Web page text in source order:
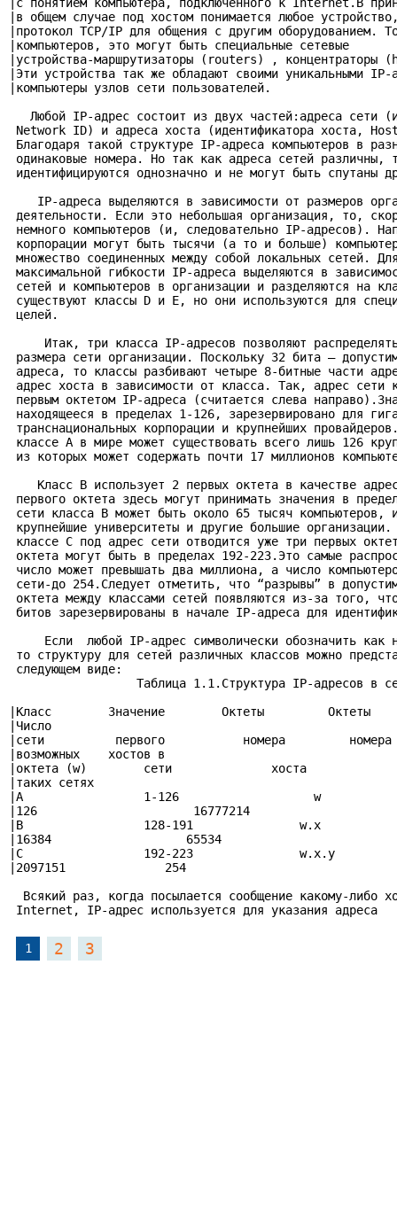
|в общем случае под хостом понимается любое
|протокол TCP/IP для общения с другим
|компьютеров, это могут быть специальные
|устройства-маршрутизаторы (routers) ,
|Эти устройства так же обладают своими уникальными
|компьютеры узлов сети пользователей.
Любой IP-адрес состоит из двух частей:адреса сети
Network ID) и адреса хоста (идентификатора хоста,
Благодаря такой структуре IP-адреса компьютеров в
одинаковые номера. Но так как адреса сетей различны,
идентифицируются однозначно и не могут быть спутаны
IP-адреса выделяются в зависимости от размеров
деятельности. Если это небольшая организация, то,
немного компьютеров (и, следовательно IP-адресов).
корпорации могут быть тысячи (а то и больше)
множество соединенных между собой локальных сетей.
максимальной гибкости IP-адреса выделяются в
сетей и компьютеров в организации и разделяются на
существуют классы D и E, но они используются для
целей.
Итак, три класса IP-адресов позволяют
размера сети организации. Поскольку 32 бита –
адреса, то классы разбивают четыре 8-битные части
адрес хоста в зависимости от класса. Так, адрес сети
первым октетом IP-адреса (считается слева
находящееся в пределах 1-126, зарезервировано для
транснациональных корпорации и крупнейших
классе А в мире может существовать всего лишь 126
из которых может содержать почти 17 миллионов
Класс В использует 2 первых октета в качестве
первого октета здесь могут принимать значения в
сети класса В может быть около 65 тысяч компьютеров,
крупнейшие университеты и другие большие
классе С под адрес сети отводится уже три первых
октета могут быть в пределах 192-223.Это самые
число может превышать два миллиона, а число
сети-до 254.Следует отметить, что “разрывы” в
октета между классами сетей появляются из-за того,
битов зарезервированы в начале IP-адреса для
Если  любой IP-адрес символически обозначить как
то структуру для сетей различных классов можно
следующем виде:
Таблица 1.1.Структура IP-адресов в
|Класс        Значение        Октеты
|Число
|сети          первого           номера
|возможных    хостов в
|октета (w)        сети              хоста
|таких сетях
|А                 1-126                   w
|126                      16777214
|B                 128-191               w.x
|16384                   65534
|C                 192-223               w.x.y
|2097151              254
Всякий раз, когда посылается сообщение какому-либо
Internet, IP-адрес используется для указания адреса
1 2 3